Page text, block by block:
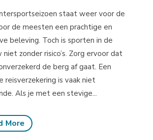
staat weer voor de
de meesten een prachtige en
beleving. Toch is sporten in de
niet zonder risico’s. Zorg ervoor dat
de berg af gaat. Een
reisverzekering is vaak niet
Als je met een stevige...
More